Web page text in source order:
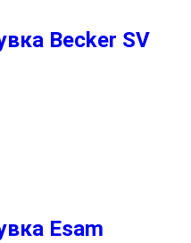
Becker SV
Esam